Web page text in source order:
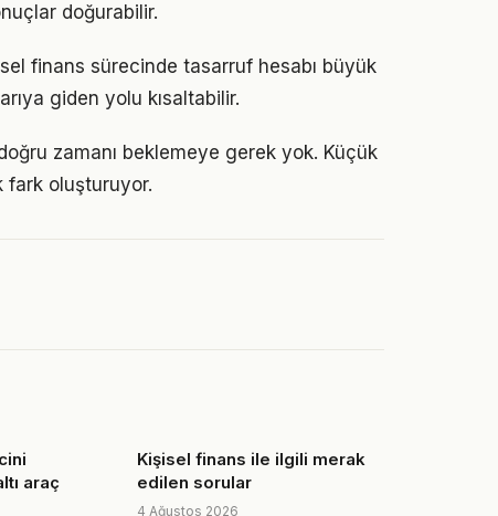
doğurabilir.
finans sürecinde tasarruf hesabı büyük
giden yolu kısaltabilir.
zamanı beklemeye gerek yok. Küçük
fark oluşturuyor.
araç
Kişisel finans ile ilgili merak
edilen sorular
4 Ağustos 2026